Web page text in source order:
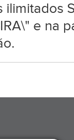
ilimitados
e na